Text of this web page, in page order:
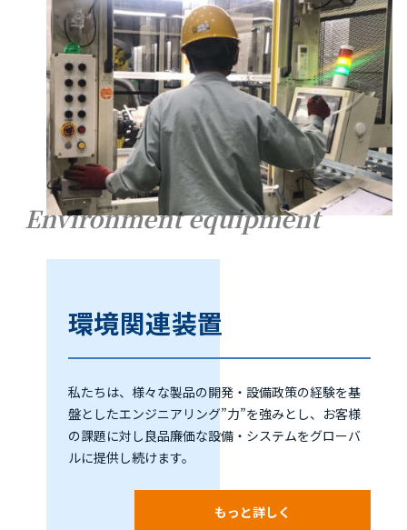
Environment equipment
環境関連装置
私たちは、様々な製品の開発・設備政策の経験を基
盤としたエンジニアリング”力”を強みとし、お客様
の課題に対し良品廉価な設備・システムをグローバ
ルに提供し続けます。
もっと詳しく